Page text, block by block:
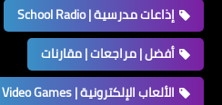
إذاعات مدرسية | School Radio
أفضل | مراجعات | مقارنات
الألعاب الإلكترونية | Video Games